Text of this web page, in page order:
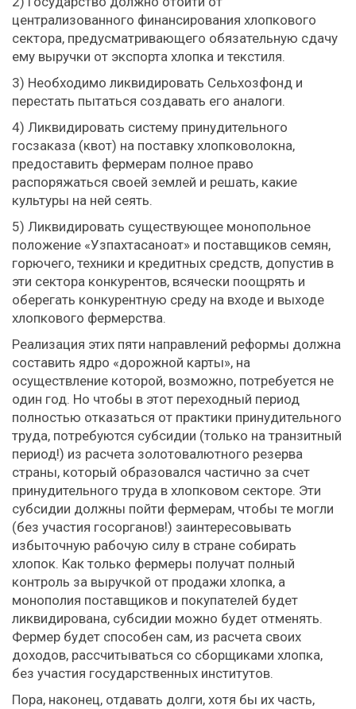
централизованного финансирования хлопкового
сектора, предусматривающего обязательную сдачу
ему выручки от экспорта хлопка и текстиля.
3) Необходимо ликвидировать Сельхозфонд и
перестать пытаться создавать его аналоги.
4) Ликвидировать систему принудительного
госзаказа (квот) на поставку хлопковолокна,
предоставить фермерам полное право
распоряжаться своей землей и решать, какие
культуры на ней сеять.
5) Ликвидировать существующее монопольное
положение «Узпахтасаноат» и поставщиков семян,
горючего, техники и кредитных средств, допустив в
эти сектора конкурентов, всячески поощрять и
оберегать конкурентную среду на входе и выходе
хлопкового фермерства.
Реализация этих пяти направлений реформы должна
составить ядро «дорожной карты», на
осуществление которой, возможно, потребуется не
один год. Но чтобы в этот переходный период
полностью отказаться от практики принудительного
труда, потребуются субсидии (только на транзитный
период!) из расчета золотовалютного резерва
страны, который образовался частично за счет
принудительного труда в хлопковом секторе. Эти
субсидии должны пойти фермерам, чтобы те могли
(без участия госорганов!) заинтересовывать
избыточную рабочую силу в стране собирать
хлопок. Как только фермеры получат полный
контроль за выручкой от продажи хлопка, а
монополия поставщиков и покупателей будет
ликвидирована, субсидии можно будет отменять.
Фермер будет способен сам, из расчета своих
доходов, рассчитываться со сборщиками хлопка,
без участия государственных институтов.
Пора, наконец, отдавать долги, хотя бы их часть,